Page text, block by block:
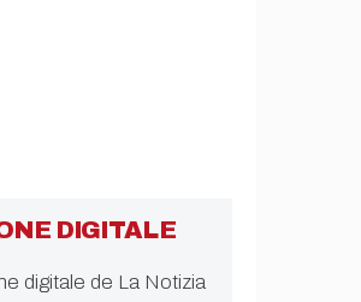
DIGITALE
digitale de La Notizia